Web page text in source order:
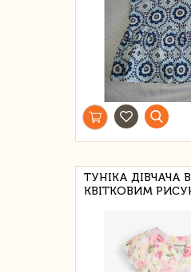
ТУНІКА ДІВЧАЧА
КВІТКОВИМ